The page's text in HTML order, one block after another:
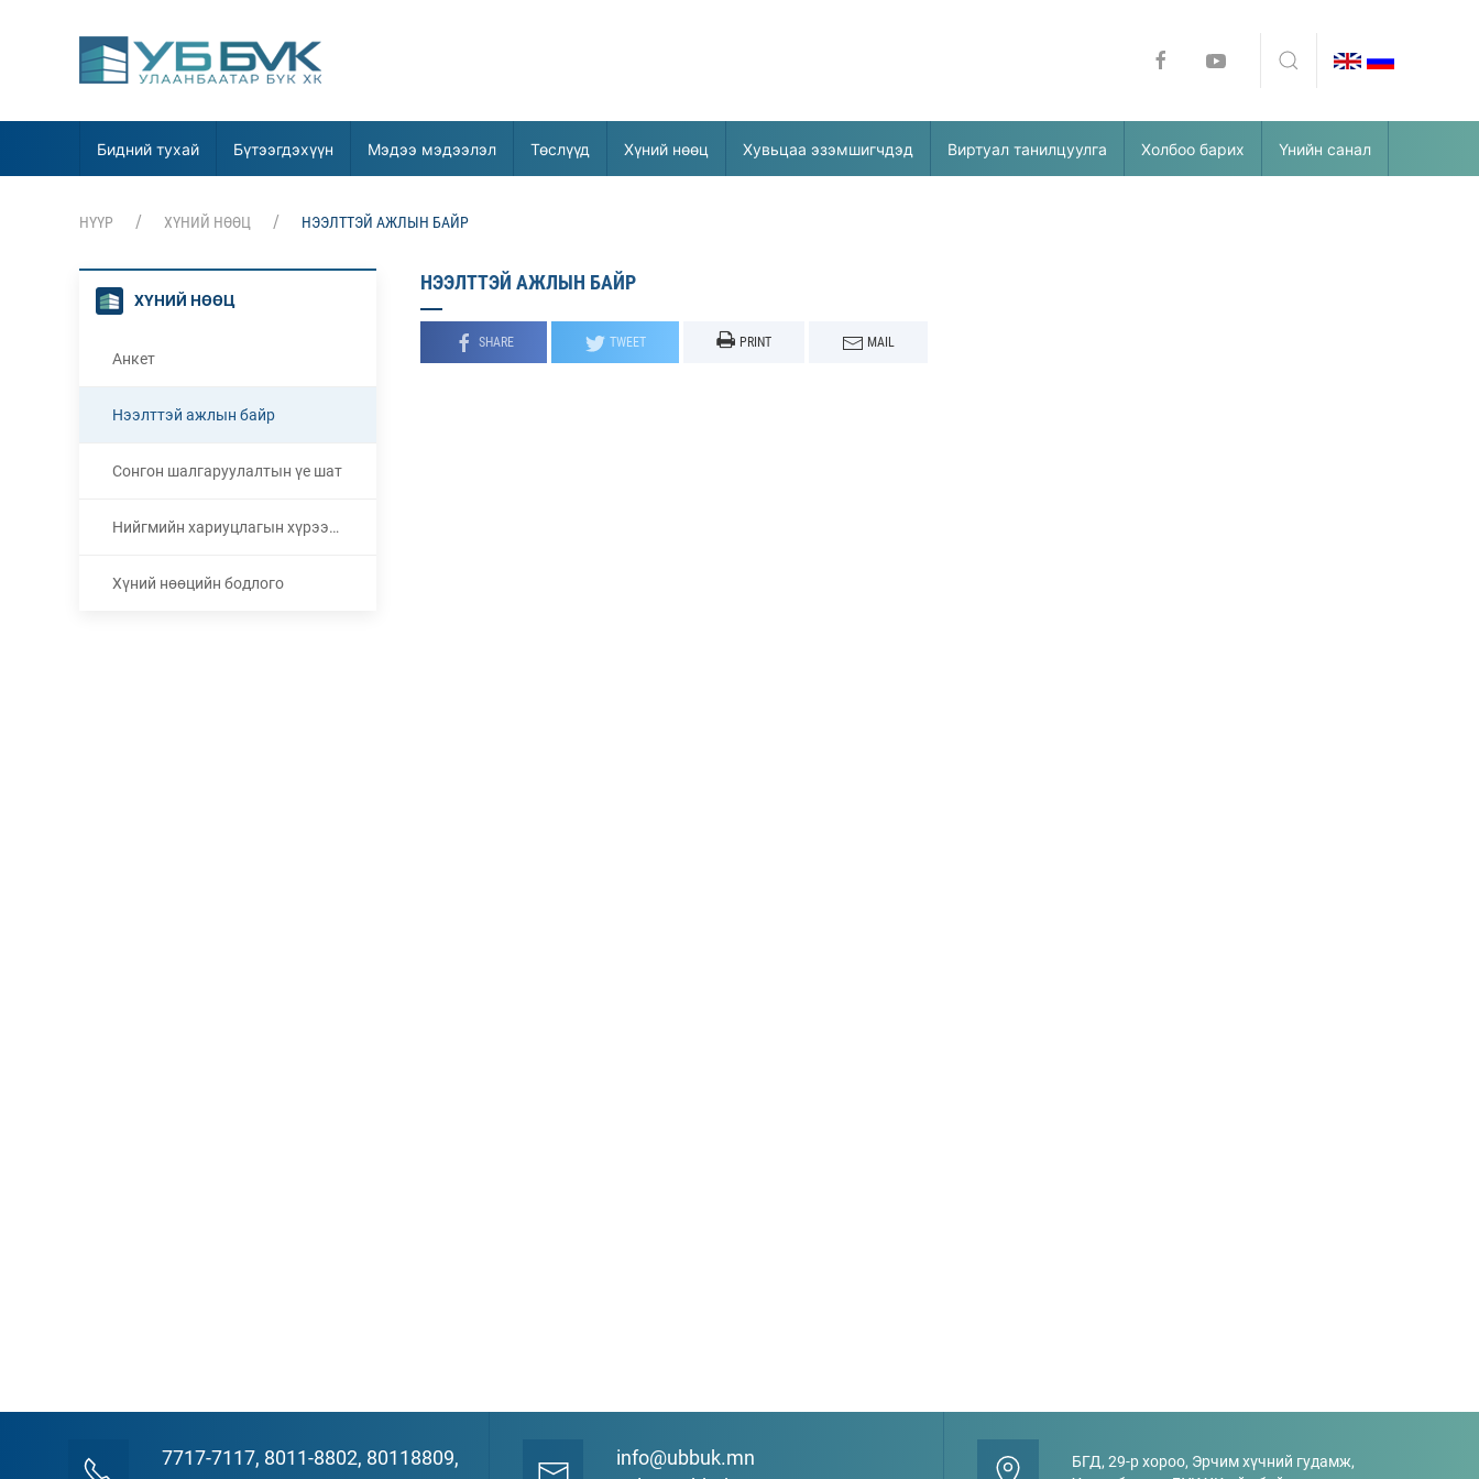
Бидний тухай Бүтээгдэхүүн Мэдээ мэдээлэл Төслүүд Хүний нөөц Хувьцаа эзэмшигчдэд Виртуал танилцуулга Холбоо барих Үнийн санал
НҮҮР ХҮНИЙ НӨӨЦ НЭЭЛТТЭЙ АЖЛЫН БАЙР
ХҮНИЙ НӨӨЦ
Анкет
Нээлттэй ажлын байр
Сонгон шалгаруулалтын үе шат
Нийгмийн хариуцлагын хүрээнд баримтлах бодлого
Хүний нөөцийн бодлого
НЭЭЛТТЭЙ АЖЛЫН БАЙР
SHARE TWEET PRINT MAIL
7717-7117, 8011-8802, 80118809,
info@ubbuk.mn
БГД, 29-р хороо, Эрчим хүчний гудамж,